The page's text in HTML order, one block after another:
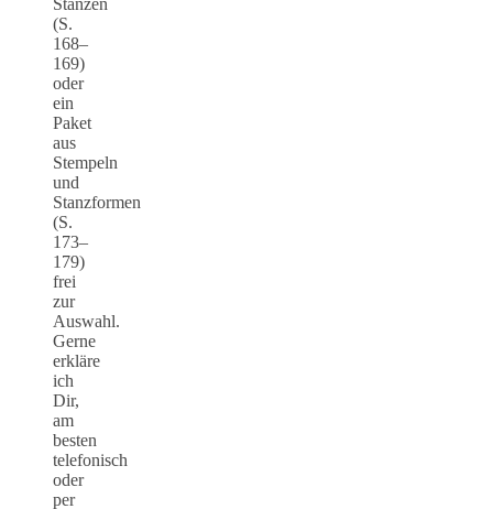
(S.
168–
169)
oder
ein
Paket
aus
Stempeln
und
Stanzformen
(S.
173–
179)
frei
zur
Auswahl.
Gerne
erkläre
ich
Dir,
am
besten
telefonisch
oder
per